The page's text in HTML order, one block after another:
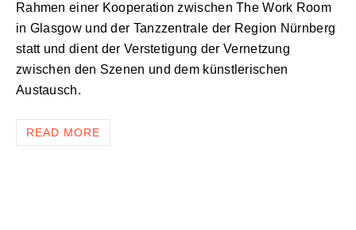
Rahmen einer Kooperation zwischen The Work Room
in Glasgow und der Tanzzentrale der Region Nürnberg
statt und dient der Verstetigung der Vernetzung
zwischen den Szenen und dem künstlerischen
Austausch.
READ MORE